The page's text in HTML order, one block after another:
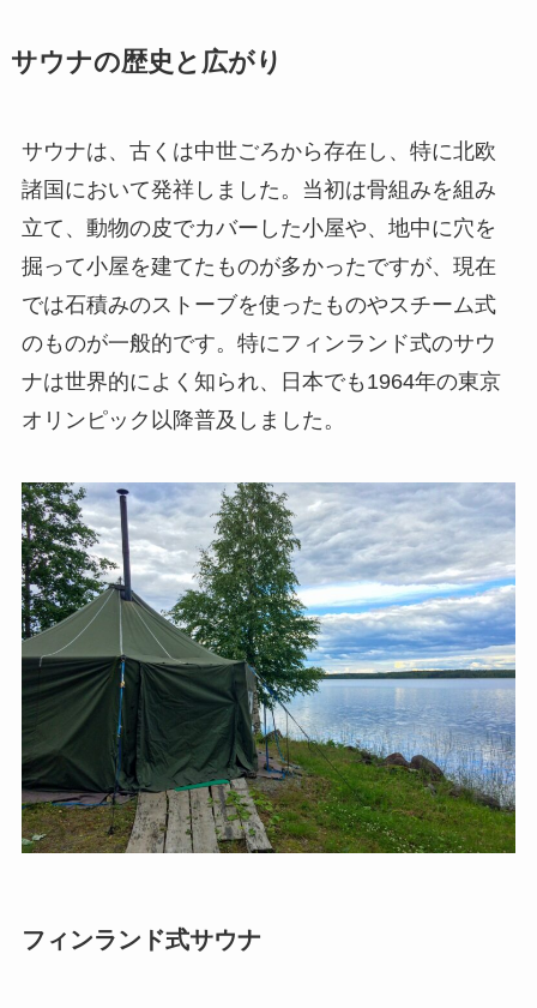
サウナの歴史と広がり
サウナは、古くは中世ごろから存在し、特に北欧
諸国において発祥しました。当初は骨組みを組み
立て、動物の皮でカバーした小屋や、地中に穴を
掘って小屋を建てたものが多かったですが、現在
では石積みのストーブを使ったものやスチーム式
のものが一般的です。特にフィンランド式のサウ
ナは世界的によく知られ、日本でも1964年の東京
オリンピック以降普及しました。
フィンランド式サウナ